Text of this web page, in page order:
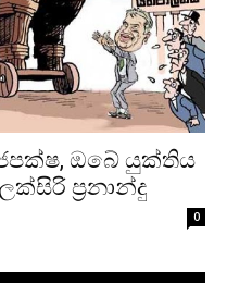
ඔබේ යුක්තිය
ප්‍රනාන්දු
0